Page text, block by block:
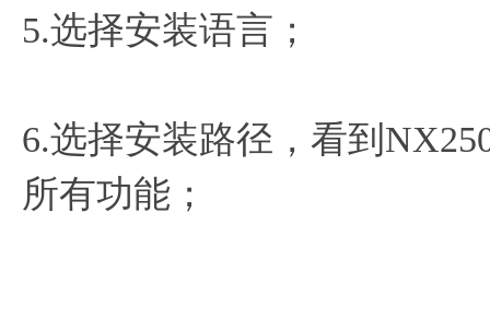
5.选择安装语言；
6.选择安装路径，看到
所有功能；